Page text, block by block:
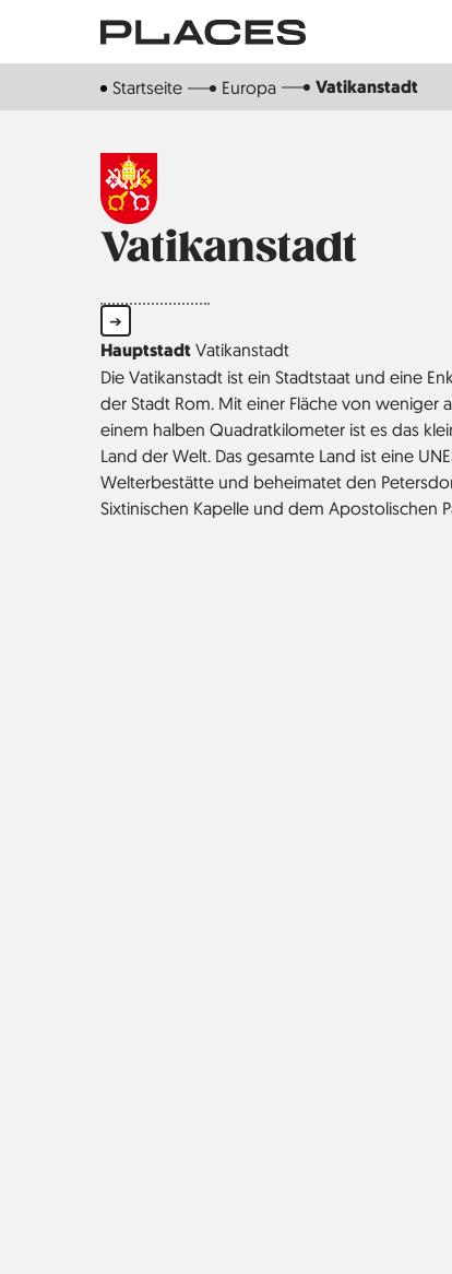
Inhalt
Startseite Europa Vatikanstadt
Vatikanstadt
➔
Hauptstadt Vatikanstadt
Die Vatikanstadt ist ein Stadtstaat und eine
der Stadt Rom. Mit einer Fläche von weniger
einem halben Quadrat­kilometer ist es das
Land der Welt. Das gesamte Land ist eine
Welt­erbestätte und beheimatet den
Sixtinischen Kapelle und dem Apostolischen